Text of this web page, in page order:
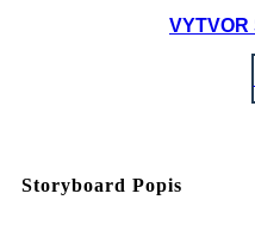
VYTVOR
Storyboard Popis